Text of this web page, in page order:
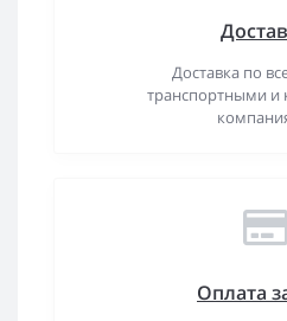
Доставка по
транспортными и
Оплата